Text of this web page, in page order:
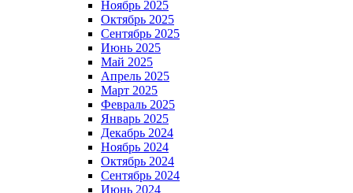
Ноябрь 2025
Октябрь 2025
Сентябрь 2025
Июнь 2025
Май 2025
Апрель 2025
Март 2025
Февраль 2025
Январь 2025
Декабрь 2024
Ноябрь 2024
Октябрь 2024
Сентябрь 2024
Июнь 2024